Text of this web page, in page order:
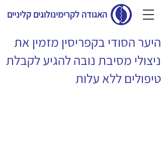
האגודה לקרימינולוגים קליניים
היער הסודי בקפריסין מזמין את
ניצולי מסיבת נובה להגיע לקבלת
טיפולים ללא עלות